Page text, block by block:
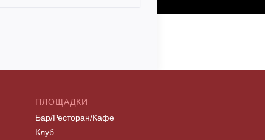
ПЛОЩАДКИ
Бар/Ресторан/Кафе
Клуб